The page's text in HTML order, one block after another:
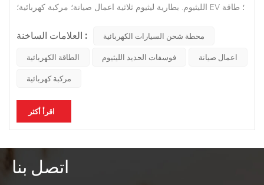
الليثيوم. بطارية ليثيوم ثلاثية اعمال صيانة؛ مركبة كهربائية؛ EV ؛ طاقة
الطاقة الجديدة يمكن أن تستمر. من الناحية النظرية ، يمكن أن يكون
العلامات الساخنة :
محطة شحن السيارات الكهربائية
الطاقة الكهربائية
فوسفات الحديد الليثيوم
اعمال صيانة
مركبة كهربائية
اقرأ أكثر
اتصل بنا